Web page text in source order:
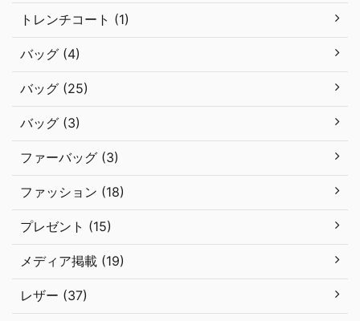
トレンチコート (1)
バッグ (4)
バッグ (25)
バッグ (3)
ファーバッグ (3)
ファッション (18)
プレゼント (15)
メディア掲載 (19)
レザー (37)